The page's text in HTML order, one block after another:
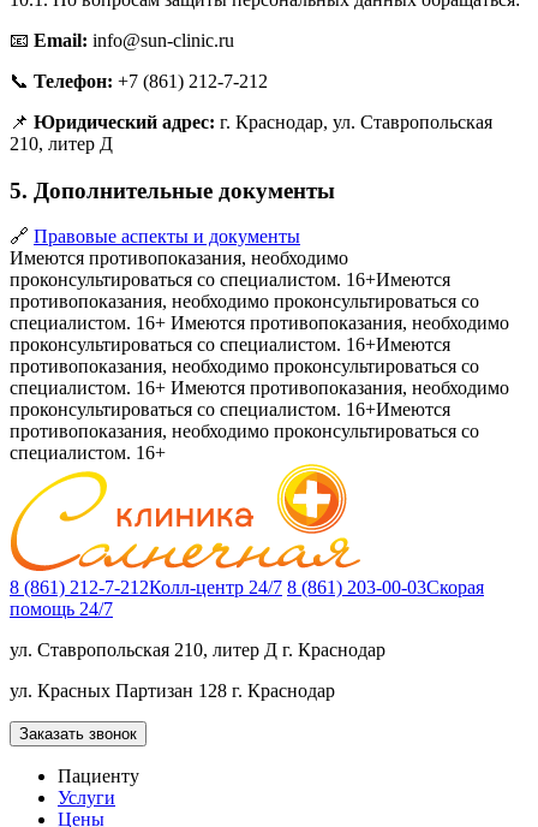
📧 Email: info@sun-clinic.ru
📞 Телефон: +7 (861) 212-7-212
📌 Юридический адрес: г. Краснодар, ул. Ставропольская
210, литер Д
5. Дополнительные документы
🔗 Правовые аспекты и документы
Имеются противопоказания, необходимо
проконсультироваться со специалистом. 16+Имеются
противопоказания, необходимо проконсультироваться со
специалистом. 16+ Имеются противопоказания, необходимо
проконсультироваться со специалистом. 16+Имеются
противопоказания, необходимо проконсультироваться со
специалистом. 16+ Имеются противопоказания, необходимо
проконсультироваться со специалистом. 16+Имеются
противопоказания, необходимо проконсультироваться со
специалистом. 16+
8 (861) 212-7-212Колл-центр 24/7 8 (861) 203-00-03Скорая
помощь 24/7
ул. Ставропольская 210, литер Д г. Краснодар
ул. Красных Партизан 128 г. Краснодар
Заказать звонок
Пациенту
Услуги
Цены